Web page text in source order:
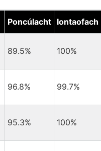
Poncúlacht Iontaofach
89.5% 100%
96.8% 99.7%
95.3% 100%